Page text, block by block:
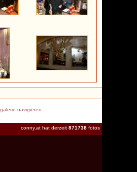
navigieren.
conny.at hat derzeit 871738 fotos